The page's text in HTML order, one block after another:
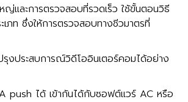
และการตรวจสอบที่รวดเร็ว ใช้ขั้นตอนวิธี
ภท ซึ่งให้การตรวจสอบทางชีวมาตรที่
งประสบการณ์วิดีโออินเตอร์คอมได้อย่าง
push ได้ เข้ากันได้กับซอฟต์แวร์ AC หรือ